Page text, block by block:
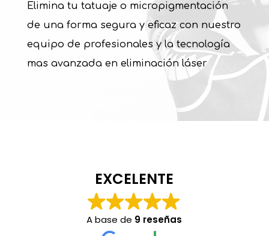
Elimina tu tatuaje o micropigmentación
de una forma segura y eficaz con nuestro
equipo de profesionales y la tecnología
mas avanzada en eliminación láser
EXCELENTE
A base de 9 reseñas